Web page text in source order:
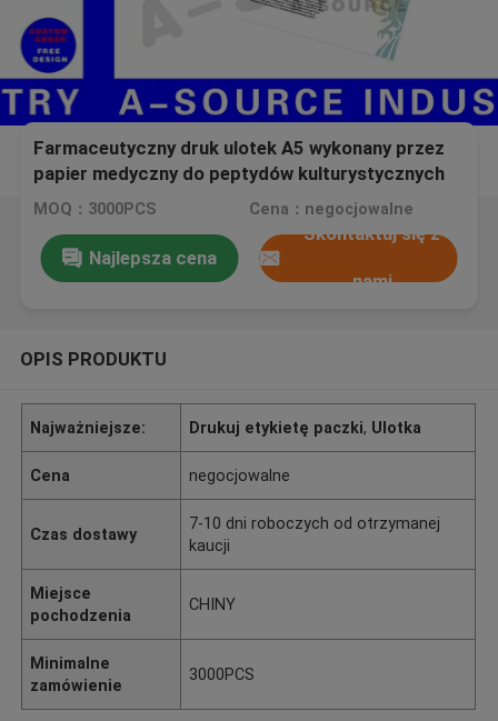
Farmaceutyczny druk ulotek A5 wykonany przez
papier medyczny do peptydów kulturystycznych
MOQ：3000PCS Cena：negocjowalne
Najlepsza cena
Skontaktuj się z
nami
OPIS PRODUKTU
Najważniejsze: Drukuj etykietę paczki, Ulotka
Cena negocjowalne
Czas dostawy
7-10 dni roboczych od otrzymanej
kaucji
Miejsce
pochodzenia
CHINY
Minimalne
zamówienie
3000PCS